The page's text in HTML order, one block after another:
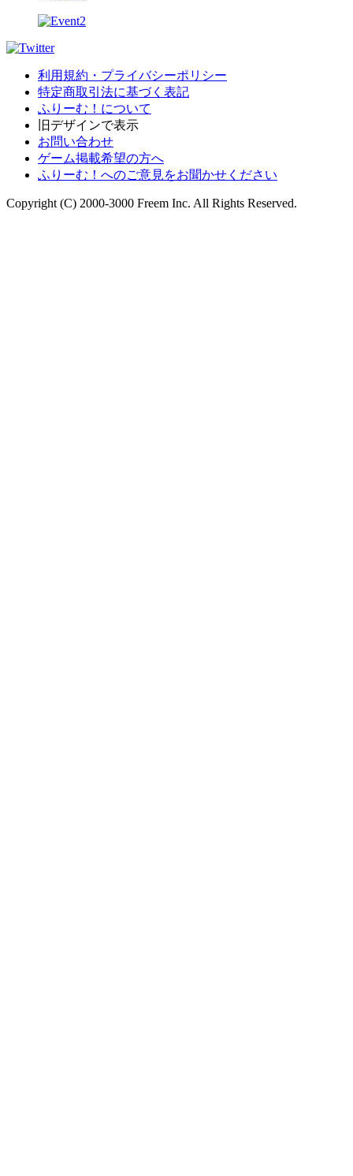
利用規約・プライバシーポリシー
特定商取引法に基づく表記
ふりーむ！について
旧デザインで表示
お問い合わせ
ゲーム掲載希望の方へ
ふりーむ！へのご意見をお聞かせください
Copyright (C) 2000-3000 Freem Inc. All Rights Reserved.